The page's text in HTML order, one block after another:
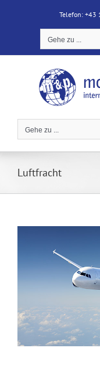
Telefon: +43
Gehe zu ...
Gehe zu ...
Luftfracht